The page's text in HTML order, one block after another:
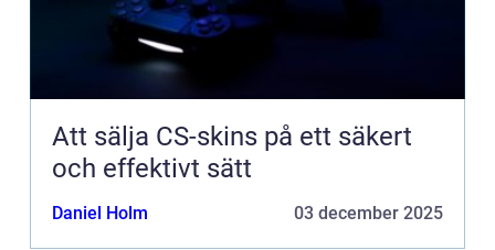
Att sälja CS-skins på ett säkert
och effektivt sätt
Daniel Holm 03 december 2025